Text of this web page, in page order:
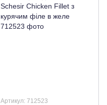
Артикул: 712523